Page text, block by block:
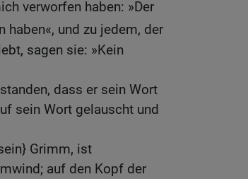
verworfen haben: »Der
haben«, und zu jedem, der
sagen sie: »Kein
dass er sein Wort
sein Wort gelauscht und
Grimm, ist
auf den Kopf der